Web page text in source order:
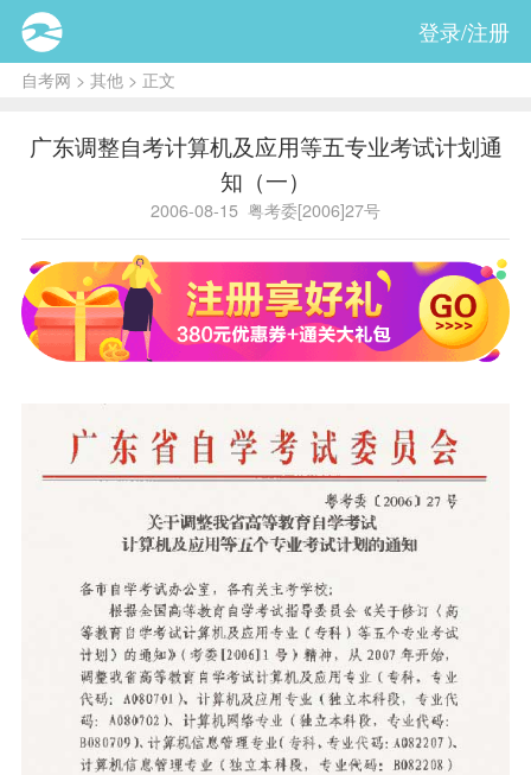
登录/注册
自考网 > 其他 > 正文
广东调整自考计算机及应用等五专业考试计划通
知（一）
2006-08-15 粤考委[2006]27号